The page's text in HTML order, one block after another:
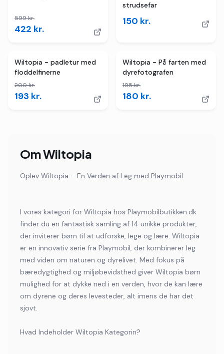
599kr.
422 kr.
strudsefar
150 kr.
TILBUD
Wiltopia - padletur med
floddelfinerne
200kr.
193 kr.
TILBUD
2butikker
Wiltopia - På farten med
dyrefotografen
195kr.
180 kr.
OmWiltopia
Oplev Wiltopia – En Verden af Leg med Playmobil
I vores kategori for Wiltopia hos Playmobilbutikken.dk
finder du en fantastisk samling af 14 unikke produkter,
der inviterer børn til at udforske, lege og lære. Wiltopia
er en innovativ serie fra Playmobil, der kombinerer leg
med viden om naturen og dyrelivet. Med fokus på
bæredygtighed og miljøbevidsthed giver Wiltopia børn
mulighed for at dykke ned i en verden, hvor de kan lære
om dyrene og deres levesteder, alt imens de har det
sjovt.
Hvad Indeholder Wiltopia Kategorin?